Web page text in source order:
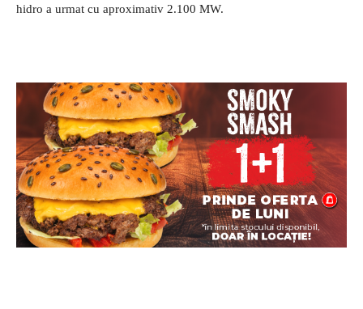
hidro a urmat cu aproximativ 2.100 MW.